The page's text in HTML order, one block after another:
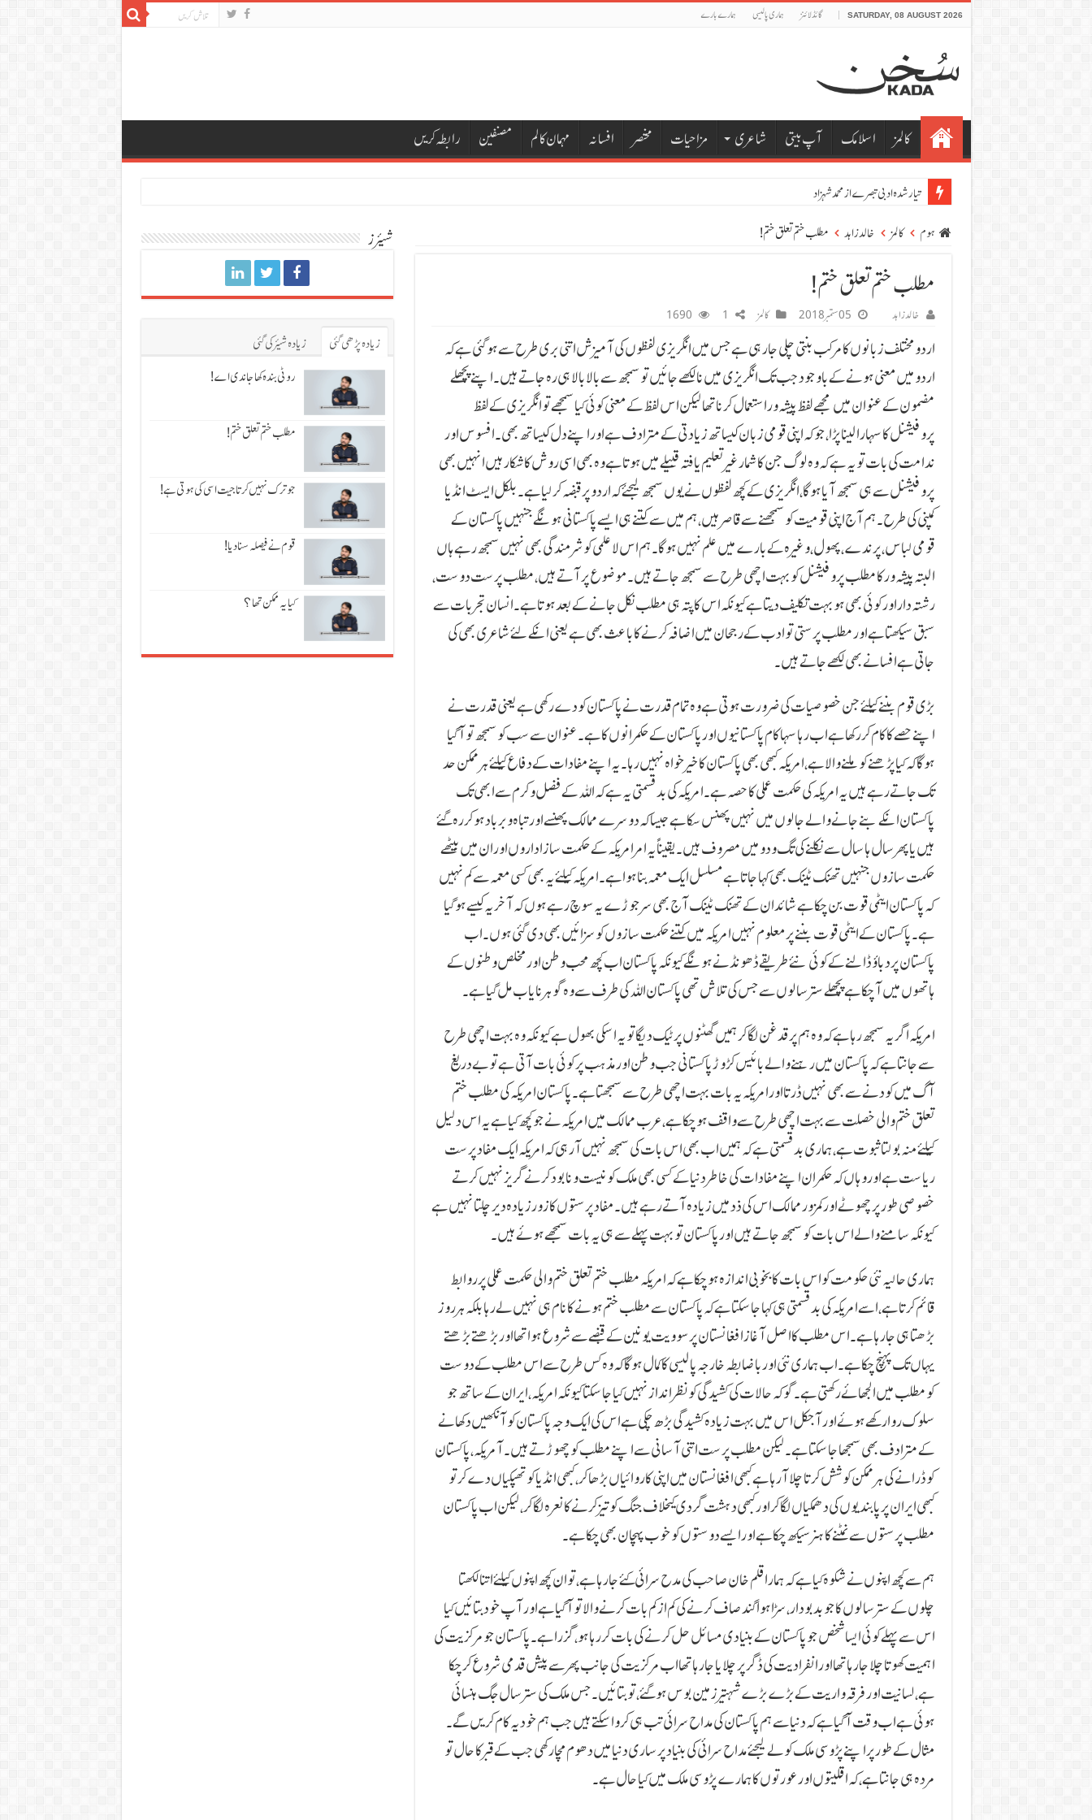
SATURDAY, 08 AUGUST 2026 گائڈلائنز ہماری پالیسی ہمارے بارے
کالمز اسلامک آپ بیتی شاعری مزاحیات مختصر افسانہ مہمان کالم مصنفین رابطہ کریں
ہوم کالمز خالد زاہد مطلب ختم تعلق ختم!
مطلب ختم تعلق ختم!
خالد زاہد 05 ستمبر 2018 کالمز 1
1690
اردو مختلف زبانوں کا مرکب بنتی چلی جا رہی ہے جس میں انگریزی لفظوں کی آمیزش اتنی بری طرح سے ہوگئی ہے کہ
اردو میں معنی ہونے کے باوجود جب تک انگریزی میں نا لکھے جائیں تو سمجھ سے بالا بالا ہی رہ جاتے ہیں۔ اپنے پچھلے
مضمون کے عنوان میں مجھے لفظ پیشہ ور استعمال کرنا تھا لیکن اس لفظ کے معنی کوئی کیا سمجھے تو انگریزی کے لفظ
پروفیشنل کا سہارا لینا پڑا، جوکہ اپنی قومی زبان کیساتھ زیادتی کے مترادف ہے اور اپنے دل کیساتھ بھی۔ افسوس اور
ندامت کی بات تو یہ ہے کہ وہ لوگ جن کا شمار غیر تعلیم یافتہ قبیلے میں ہوتا ہے وہ بھی اسی روش کا شکار ہیں انہیں بھی
پروفیشنل سے ہی سمجھ آیا ہوگا، انگریزی کے کچھ لفظوں نے یوں سمجھ لیجئے کہ اردو پر قبضہ کر لیا ہے۔ بلکل ایسٹ انڈیا
کمپنی کی طرح۔ ہم آج اپنی قومیت کو سمجھنے سے قاصر ہیں، ہم میں سے کتنے ہی ایسے پاکستانی ہونگے جنہیں پاکستان کے
قومی لباس، پرندے، پھول، وغیرہ کے بارے میں علم نہیں ہوگا۔ ہم اس لاعلمی کو شرمندگی بھی نہیں سمجھ رہے ہاں
البتہ پیشہ ور کا مطلب پروفیشنل کو بہت اچھی طرح سے سمجھ جاتے ہیں۔ موضوع پر آتے ہیں، مطلب پرست دوست،
رشتہ دار اور کوئی بھی ہو بہت تکلیف دیتا ہے کیونکہ اس کا پتہ ہی مطلب نکل جانے کے بعد ہوتا ہے۔ انسان تجربات سے
سبق سیکھتا ہے اور مطلب پرستی تو ادب کے رجحان میں اضافہ کرنے کا باعث بھی ہے یعنی انکے لئے شاعری بھی کی
جاتی ہے افسانے بھی لکھے جاتے ہیں۔
بڑی قوم بننے کیلئے جن خصوصیات کی ضرورت ہوتی ہے وہ تمام قدرت نے پاکستان کو دے رکھی ہے یعنی قدرت نے
اپنے حصے کا کام کر رکھا ہے اب رہا سہا کام پاکستانیوں اور پاکستان کے حکمرانوں کا ہے۔ عنوان سے سب کو سمجھ تو آگیا
ہوگا کہ کیا پڑھنے کو ملنے والا ہے، امریکہ کبھی بھی پاکستان کا خیر خواہ نہیں رہا۔ یہ اپنے مفادات کے دفاع کیلئے ہر ممکن حد
تک جاتے رہے ہیں یہ امریکہ کی حکمت عملی کا حصہ ہے۔ امریکہ کی بدقسمتی یہ ہے کہ اللہ کے فضل و کرم سے ابھی تک
پاکستان انکے بنے جانے والے جالوں میں نہیں پھنس سکا ہے جیساکہ دوسرے ممالک پھنسے اور تباہ و برباد ہوکر رہ گئے
ہیں یا پھر سال ہا سال سے نکلنے کی تگ و دو میں مصروف ہیں۔ یقیناًیہ امر امریکہ کے حکمت ساز اداروں اور ان میں بیٹھے
حکمت سازوں جنہیں تھنک ٹینک بھی کہا جاتا ہے مسلسل ایک معمہ بنا ہوا ہے۔ امریکہ کیلئے یہ بھی کسی معمہ سے کم نہیں
کہ پاکستان ایٹمی قوت بن چکا ہے شائد ان کے تھنک ٹینک آج بھی سر جوڑے یہ سوچ رہے ہوں کہ آخر یہ کیسے ہوگیا
ہے۔ پاکستان کے ایٹمی قوت بننے پر معلوم نہیں امریکہ میں کتنے حکمت سازوں کو سزائیں بھی دی گئی ہوں۔ اب
پاکستان پر دباؤ ڈالنے کے کوئی نئے طریقے ڈھونڈنے ہونگے کیونکہ پاکستان اب کچھ محب وطن اور مخلص وطنوں کے
ہاتھوں میں آچکا ہے پچھلے ستر سالوں سے جس کی تلاش تھی پاکستان اللہ کی طرف سے وہ گو ہر نایاب مل گیا ہے۔
امریکہ اگر یہ سمجھ رہا ہے کہ وہ ہم پر قدغن لگا کر ہمیں گھٹنوں پر ٹیک دیگا تو یہ اسکی بھول ہے کیونکہ وہ بہت اچھی طرح
سے جانتا ہے کہ پاکستان میں رہنے والے بائیس کڑوڑ پاکستانی جب وطن اور مذہب پر کوئی بات آتی ہے تو بے دریغ
آگ میں کودنے سے بھی نہیں ڈرتااور امریکہ یہ بات بہت اچھی طرح سے سمجھتا ہے۔ پاکستان امریکہ کی مطلب ختم
تعلق ختم والی خصلت سے بہت اچھی طرح سے واقف ہوچکا ہے، عرب ممالک میں امریکہ نے جوکچھ کیا ہے یہ اس دلیل
کیلئے منہ بولتا ثبوت ہے، ہماری بد قسمتی ہے کہ ہمیں اب بھی اس بات کی سمجھ نہیں آرہی کہ امریکہ ایک مفاد پرست
ریاست ہے اوروہاں کہ حکمران اپنے مفادات کی خاطر دنیا کے کسی بھی ملک کو نیست و نابود کرنے گریز نہیں کرتے
خصوصی طور پر چھوٹے اور کمزور ممالک اس کی ذد میں زیادہ آتے رہے ہیں۔ مفاد پرستوں کا زور زیادہ دیر چلتا نہیں ہے
کیونکہ سامنے والے اس بات کو سمجھ جاتے ہیں اور پاکستان تو بہت پہلے سے ہی یہ بات سمجھے ہوئے ہیں۔
ہماری حالیہ نئی حکومت کو اس بات کا بخوبی اندازہ ہوچکا ہے کہ امریکہ مطلب ختم تعلق ختم والی حکمت عملی پر روابط
قائم کرتا ہے، اسے امریکہ کی بد قسمتی ہی کہا جاسکتا ہے کہ پاکستان سے مطلب ختم ہونے کا نام ہی نہیں لے رہا بلکہ ہر روز
بڑھتا ہی جا رہا ہے۔ اس مطلب کا اصل آغاز افغانستان پرسوویت یونین کے قبضے سے شروع ہوا تھا اور بڑھتے بڑھتے
یہاں تک پہنچ چکا ہے۔ اب ہماری نئی اور باضابطہ خارجہ پالیسی کا کمال ہوگا کہ وہ کس طرح سے اس مطلب کے دوست
کو مطلب میں الجھائے رکھتی ہے۔ گوکہ حالات کی کشیدگی کو نظر انداز نہیں کیا جاسکتا کیونکہ امریکہ، ایران کے ساتھ جو
سلوک روا رکھے ہوئے اور آجکل اس میں بہت زیادہ کشیدگی بڑھ چکی ہے اس کی ایک وجہ پاکستان کو آنکھیں دکھانے
کے مترادف بھی سمجھا جا سکتا ہے۔ لیکن مطلب پرست اتنی آسانی سے اپنے مطلب کو چھوڑتے ہیں۔ آمریکہ، پاکستان
کو ڈرانے کی ہر ممکن کوشش کرتا چلا آرہا ہے کبھی افغانستان میں اپنی کاروائیاں بڑھا کر، کبھی انڈیا کو تھپکیاں دے کر تو
کبھی ایران پر پابندیوں کی دھمکیاں لگا کراور کبھی دہشت گردی کیخلاف جنگ کو تیز کرنے کا نعرہ لگا کر، لیکن اب پاکستان
مطلب پرستوں سے نمٹنے کا ہنر سیکھ چکا ہے اور ایسے دوستوں کو خوب پہچان بھی چکا ہے۔
ہم سے کچھ اپنوں نے شکوہ کیا ہے کہ ہمارا قلم خان صاحب کی مدح سرائی کئے جا رہا ہے، توان کچھ اپنوں کیلئے اتنا لکھتا
چلوں کے ستر سالوں کاجو بدبو دار، سڑا ہوا گندصاف کرنے کی کم از کم بات کرنے والا تو آگیا ہے اور آپ خود بتائیں کیا
اس سے پہلے کوئی ایسا شخص جو پاکستان کے بنیادی مسائل حل کرنے کی بات کررہاہو، گزرا ہے۔ پاکستان جو مرکزیت کی
اہمیت کھوتا چلا جا رہا تھا اور انفرادیت کی ڈگر پر چلایا جا رہا تھا اب مرکزیت کی جانب پھر سے پیش قدمی شروع کر چکا
ہے، لسانیت اور فرقہ واریت کے بڑے بڑے شہتیر زمین بوس ہوگئے، توبتائیں۔ جس ملک کی ستر سال جگ ہنسائی
ہوئی ہے اب وقت آگیا ہے کہ دنیا سے ہم پاکستان کی مداح سرائی تب ہی کرواسکتے ہیں جب ہم خود یہ کام کریں گے۔
مثال کے طور پر اپنے پڑوسی ملک کو لے لیجئے مداح سرائی کی بنیاد پر ساری دنیا میں دھوم مچارکھی جب کے قبر کا حال تو
مردہ ہی جانتا ہے، کہ اقلیتوں اور عورتوں کا ہمارے پڑوسی ملک میں کیا حال ہے۔
شیئرز
زیادہ پڑھی گئی زیادہ شیئر کی گئی
روٹی بندہ کھا جاندی اے!
مطلب ختم تعلق ختم!
جو ترک نہیں کرتا جیت اسی کی ہوتی ہے!
قوم نے فیصلہ سنا دیا!
کیا یہ ممکن تھا؟